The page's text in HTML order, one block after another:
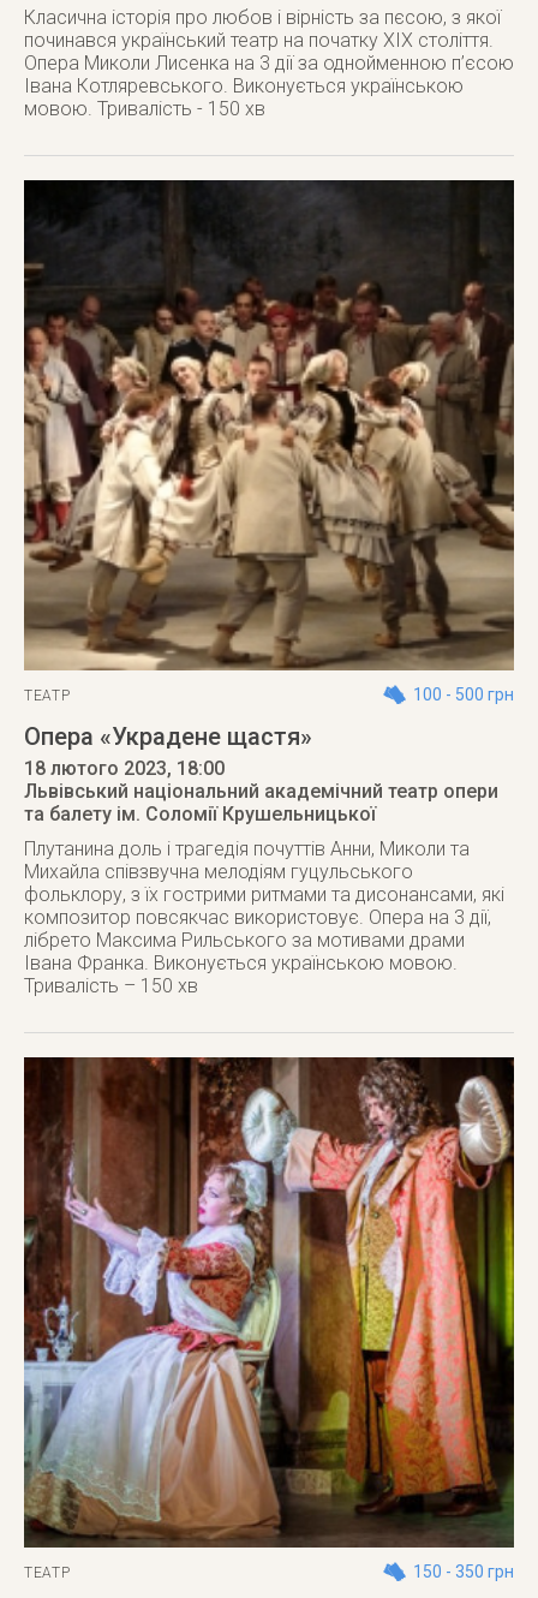
Класична історія про любов і вірність за пєсою, з якої
починався український театр на початку ХІХ століття.
Опера Миколи Лисенка на 3 дії за однойменною п’єсою
Івана Котляревського. Виконується українською
мовою. Тривалість - 150 хв
ТЕАТР 100 - 500 грн
Опера «Украдене щастя»
18 лютого 2023, 18:00
Львівський національний академічний театр опери
та балету ім. Соломії Крушельницької
Плутанина доль і трагедія почуттів Анни, Миколи та
Михайла співзвучна мелодіям гуцульського
фольклору, з їх гострими ритмами та дисонансами, які
композитор повсякчас використовує. Опера на 3 дії,
лібрето Максима Рильського за мотивами драми
Івана Франка. Виконується українською мовою.
Тривалість – 150 хв
ТЕАТР 150 - 350 грн